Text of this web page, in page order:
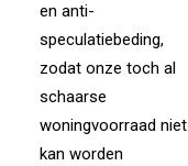
en anti-
speculatiebeding,
zodat onze toch al
schaarse
woningvoorraad niet
kan worden